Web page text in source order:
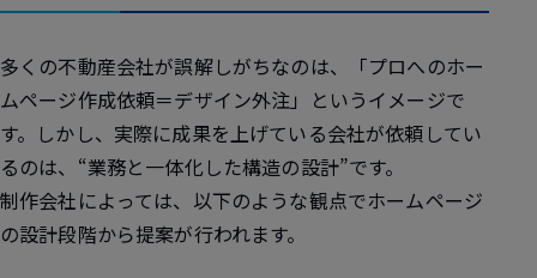
多くの不動産会社が誤解しがちなのは、「プロへのホー
ムページ作成依頼＝デザイン外注」というイメージで
す。しかし、実際に成果を上げている会社が依頼してい
るのは、“業務と一体化した構造の設計”です。
制作会社によっては、以下のような観点でホームページ
の設計段階から提案が行われます。